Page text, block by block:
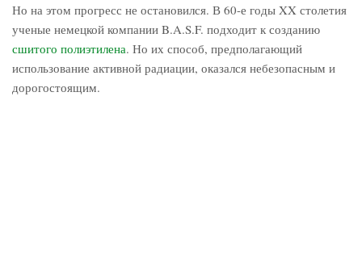
Но на этом прогресс не остановился. В 60-е годы XX столетия
ученые немецкой компании B.A.S.F. подходит к созданию
сшитого полиэтилена. Но их способ, предполагающий
использование активной радиации, оказался небезопасным и
дорогостоящим.